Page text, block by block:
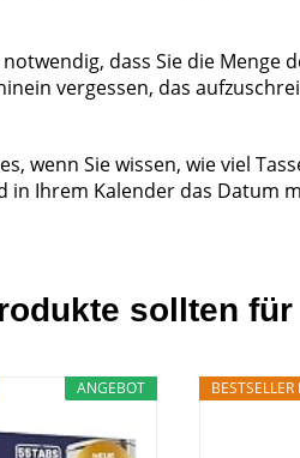
dass Sie die
vergessen, das
wenn Sie wissen, wie viel
in Ihrem Kalender das Datum
sollten
ANGEBOT BESTSELLER